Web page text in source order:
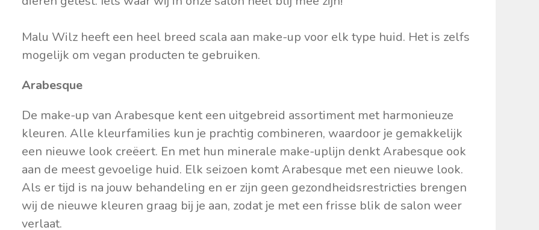
Malu Wilz heeft een heel breed scala aan make-up voor elk type huid. Het is zelfs
mogelijk om vegan producten te gebruiken.
Arabesque
De make-up van Arabesque kent een uitgebreid assortiment met harmonieuze
kleuren. Alle kleurfamilies kun je prachtig combineren, waardoor je gemakkelijk
een nieuwe look creëert. En met hun minerale make-uplijn denkt Arabesque ook
aan de meest gevoelige huid. Elk seizoen komt Arabesque met een nieuwe look.
Als er tijd is na jouw behandeling en er zijn geen gezondheidsrestricties brengen
wij de nieuwe kleuren graag bij je aan, zodat je met een frisse blik de salon weer
verlaat.